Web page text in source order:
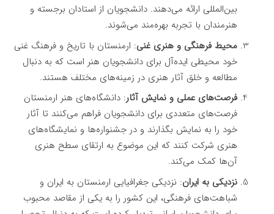
بین‌المللی ارائه می‌دهند. دانشجویان از استادان برجسته و
هنرمندان با تجربه بهره‌مند می‌شوند.
محیط فرهنگی و هنری غنی: ارمنستان با تاریخ و فرهنگ غنی
خود محیطی ایده‌آل برای دانشجویان هنر است که به دنبال
مطالعه و خلق آثار هنری در زمینه‌های مختلف هستند.
فرصت‌های عملی و نمایش آثار: دانشگاه‌های هنر ارمنستان
فرصت‌های متعددی برای دانشجویان فراهم می‌کنند تا آثار
خود را به نمایش بگذارند و در جشنواره‌ها و نمایشگاه‌های
هنری شرکت کنند که این موضوع به ارتقای سطح هنری
آن‌ها کمک می‌کند.
نزدیکی به ایران: نزدیکی جغرافیایی ارمنستان به ایران و
شباهت‌های فرهنگی، این کشور را به یکی از مقاصد محبوب